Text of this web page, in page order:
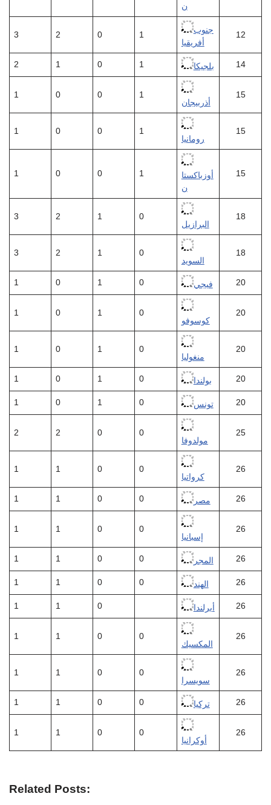
ن
3 2 0 1
جنوب
أفريقيا
12
2 1 0 1 بلجيكا 14
1 0 0
1
أذربيجان
15
1 0 0
1
رومانيا
15
1 0 0 1
أوزباكستا
ن
15
3 2 1
0
البرازيل
18
3 2 1
0
السويد
18
1 0 1 0 فيجي 20
1 0 1
0
كوسوفو
20
1 0 1
0
منغوليا
20
1 0 1 0 بولندا 20
1 0 1 0 تونس 20
2 2 0
0
مولدوفا
25
1 1 0
0
كرواتيا
26
1 1 0 0 مصر 26
1 1 0
0
إسبانيا
26
1 1 0 0 المجر 26
1 1 0 0 الهند 26
1 1 0 أيرلندا 26
1 1 0
0
المكسيك
26
1 1 0
0
سويسرا
26
1 1 0 0 تركيا 26
1 1 0
0
أوكرانيا
26
Related Posts: